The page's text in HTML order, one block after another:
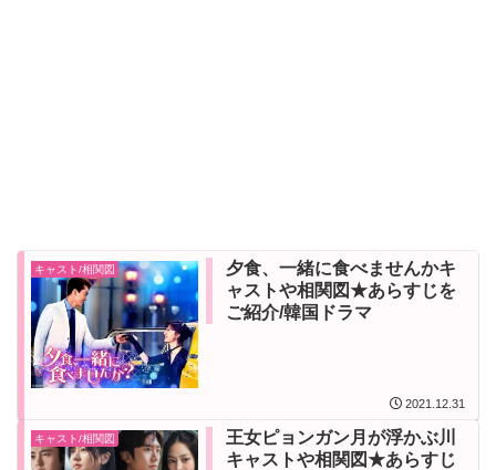
キャスト/相関図
夕食、一緒に食べませんかキ
ャストや相関図★あらすじを
ご紹介/韓国ドラマ
2021.12.31
キャスト/相関図
王女ピョンガン月が浮かぶ川
キャストや相関図★あらすじ